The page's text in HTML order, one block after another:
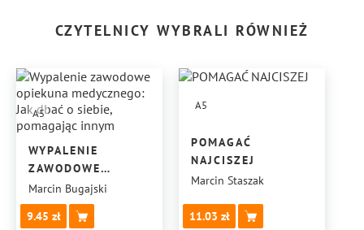
CZYTELNICY WYBRALI RÓWNIEŻ
A5
WYPALENIE
ZAWODOWE
OPIEKUNA
MEDYCZNEGO:
JAK DBAĆ
Marcin Bugajski
9.45
A5
POMAGAĆ
NAJCISZEJ
Marcin Staszak
11.03